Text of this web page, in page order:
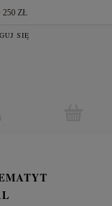
250 ZŁ
SIĘ